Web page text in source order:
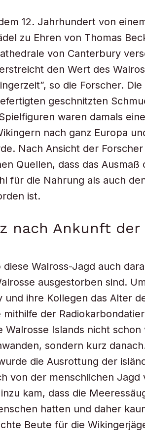
12. Jahrhundert von
zu Ehren von Thomas
von Canterbury
den Wert des
so die Forscher. Die
geschnitzten
waren damals
nach ganz Europa
Nach Ansicht der Forscher
Quellen, dass das Ausmaß
für die Nahrung als auch
ist.
nach Ankunft der
Walross-Jagd auch
ausgestorben sind.
und ihre Kollegen das Alter
der
Walrosse Islands nicht
sondern kurz
die Ausrottung der
von der menschlichen Jagd
kam, dass die
hatten und daher
Beute für die